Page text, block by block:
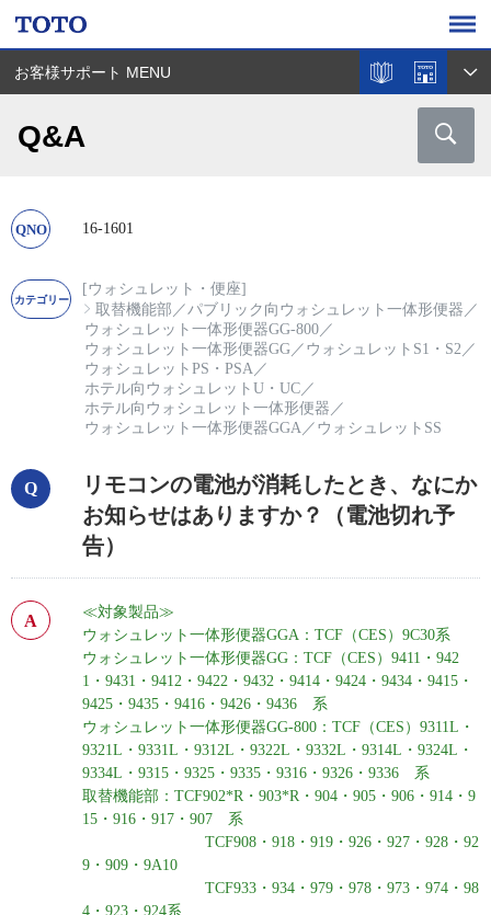
お客様サポート MENU
Q&A
16-1601
[ウォシュレット・便座]
取替機能部 ／パブリック向ウォシュレット一体形便器 ／
ウォシュレット一体形便器GG-800／
ウォシュレット一体形便器GG／ ウォシュレットS1・S2／
ウォシュレットPS・PSA／
ホテル向ウォシュレットU・UC／
ホテル向ウォシュレット一体形便器 ／
ウォシュレット一体形便器GGA／ ウォシュレットSS
リモコンの電池が消耗したとき、なにか
お知らせはありますか？（電池切れ予
告）
≪対象製品≫
ウォシュレット一体形便器GGA：TCF（CES）9C30系
ウォシュレット一体形便器GG：TCF（CES）9411・942
1・9431・9412・9422・9432・9414・9424・9434・9415・
9425・9435・9416・9426・9436 系
ウォシュレット一体形便器GG-800：TCF（CES）9311L・
9321L・9331L・9312L・9322L・9332L・9314L・9324L・
9334L・9315・9325・9335・9316・9326・9336 系
取替機能部：TCF902*R・903*R・904・905・906・914・9
15・916・917・907 系
TCF908・918・919・926・927・928・92
9・909 ・9A10
TCF933・934・979・978・973・974・98
4・923・924系